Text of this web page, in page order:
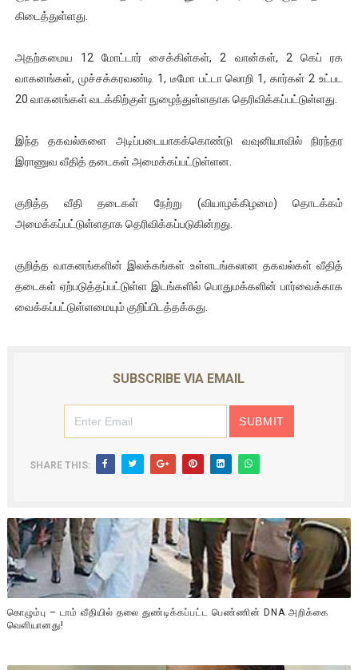
ஐ.நா முன்றலில் சீரற்ற காலநிலையிலும் தமிழின அழிப்பிற்கு
இளையராஜா – கமல் அவசர சந்திப்பு (படங்கள், விடியோ)
ஜனாதிபதி ஐக்கிய நாடுகளின் பொதுச் சபை கூட்டத்தில் இன்று
வலிமை தான் அஜித் திரைப்பயணத்திலே அதிக காலெக்ஷன் செய்த
கிடைத்துள்ளது.
அதற்கமைய 12 மோட்டார் சைக்கிள்கள், 2 வான்கள், 2 கெப் ரக
வாகனங்கள், முச்சக்கரவண்டி 1, டீமோ பட்டா லொறி 1, கார்கள் 2 உட்பட
20 வாகனங்கள் வடக்கிற்குள் நுழைந்துள்ளதாக ​தெரிவிக்கப்பட்டுள்ளது.
இந்த தகவல்களை அடிப்படையாகக்கொண்டு வவுனியாவில் நிரந்தர
இராணுவ வீதித் தடைகள் அமைக்கப்பட்டுள்ளன.
குறித்த வீதி தடைகள் நேற்று (வியாழக்கிழமை) தொடக்கம்
அமைக்கப்பட்டுள்ளதாக தெரிவிக்கப்படுகின்றது.
குறித்த வாகனங்களின் இலக்கங்கள் உள்ளடங்கலான தகவல்கள் வீதித்
தடைகள் ஏற்படுத்தப்பட்டுள்ள இடங்களில் பொதுமக்களின் பார்வைக்காக
வைக்கப்பட்டுள்ளமையும் குறிப்பிடத்தக்கது.
SUBSCRIBE VIA EMAIL
SHARE THIS:
கொழும்பு – டாம் வீதியில் தலை துண்டிக்கப்பட்ட பெண்ணின் DNA அறிக்கை
வௌியானது!